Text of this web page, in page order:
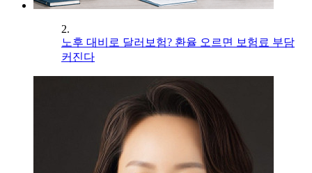
2.
노후 대비로 달러보험? 환율 오르면 보험료 부담
커진다